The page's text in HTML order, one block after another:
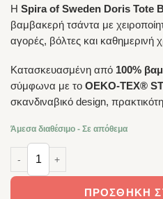
Η Spira of Sweden Doris Tote
βαμβακερή τσάντα με
αγορές, βόλτες και καθημερινή
Κατασκευασμένη από 100%
σύμφωνα με το OEKO-TEX®
σκανδιναβικό design,
Άμεσα διαθέσιμο - Σε απόθεμα
Spira of Sweden – Tote Bag Doris
ΠΡΟΣΘΉΚΗ